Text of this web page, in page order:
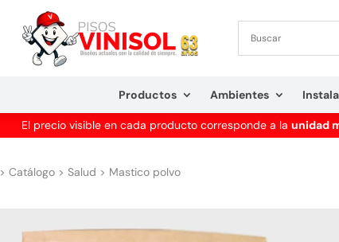
Productos Ambientes
El precio visible en cada producto corresponde a launidad
>Catálogo >Salud > Mastico polvo